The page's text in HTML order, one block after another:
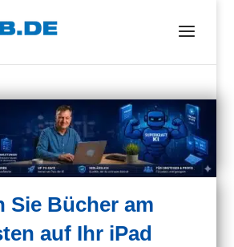
Sie Bücher am
auf Ihr iPad